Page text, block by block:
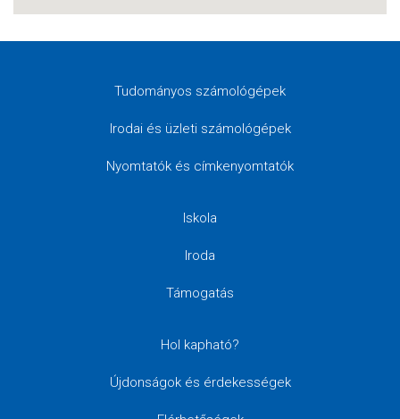
Tudományos számológépek
Irodai és üzleti számológépek
Nyomtatók és címkenyomtatók
Iskola
Iroda
Támogatás
Hol kapható?
Újdonságok és érdekességek